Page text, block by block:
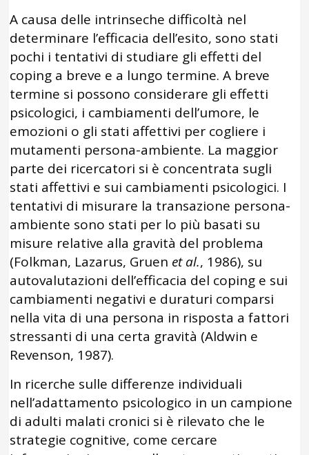
A causa delle intrinseche difficoltà nel
determinare l’efficacia dell’esito, sono stati
pochi i tentativi di studiare gli effetti del
coping a breve e a lungo termine. A breve
termine si possono considerare gli effetti
psicologici, i cambiamenti dell’umore, le
emozioni o gli stati affettivi per cogliere i
mutamenti persona-ambiente. La maggior
parte dei ricercatori si è concentrata sugli
stati affettivi e sui cambiamenti psicologici. I
tentativi di misurare la transazione persona-
ambiente sono stati per lo più basati su
misure relative alla gravità del problema
(Folkman, Lazarus, Gruen et al., 1986), su
autovalutazioni dell’efficacia del coping e sui
cambiamenti negativi e duraturi comparsi
nella vita di una persona in risposta a fattori
stressanti di una certa gravità (Aldwin e
Revenson, 1987).
In ricerche sulle differenze individuali
nell’adattamento psicologico in un campione
di adulti malati cronici si è rilevato che le
strategie cognitive, come cercare